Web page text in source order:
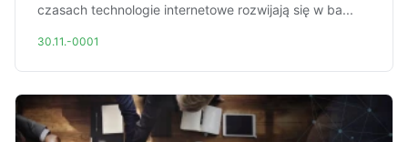
czasach technologie internetowe rozwijają się w ba...
30.11.-0001